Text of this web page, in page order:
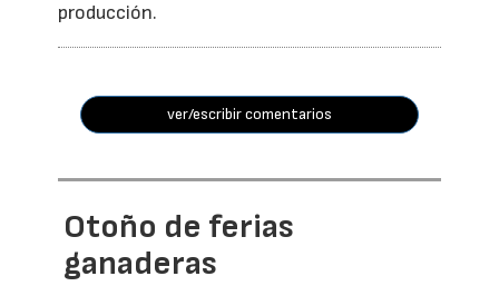
producción.
ver/escribir comentarios
Otoño de ferias
ganaderas